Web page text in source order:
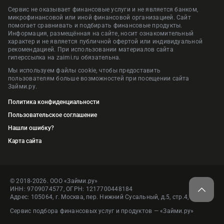
Сервис не оказывает финансовые услуги и не является банком,
микрофинансовой или иной финансовой организацией. Сайт
помогает сравнивать и подбирать финансовые продукты.
Информация, размещённая на сайте, носит ознакомительный
характер и не является публичной офертой или индивидуальной
рекомендацией. При использовании материалов сайта
гиперссылка на zaimi.ru обязательна.
Мы используем файлы cookie, чтобы предоставить
пользователям больше возможностей при посещении сайта
Займи.ру.
Политика конфиденциальности
Пользовательское соглашение
Нашли ошибку?
Карта сайта
© 2018-2026. ООО «Займи.ру»
ИНН: 9709074577, ОГРН: 1217700448184
Адрес: 105064, г. Москва, пер. Нижний Сусальный, д.5, стр.4, пом.1
Сервис подбора финансовых услуг и продуктов — «Займи.ру»